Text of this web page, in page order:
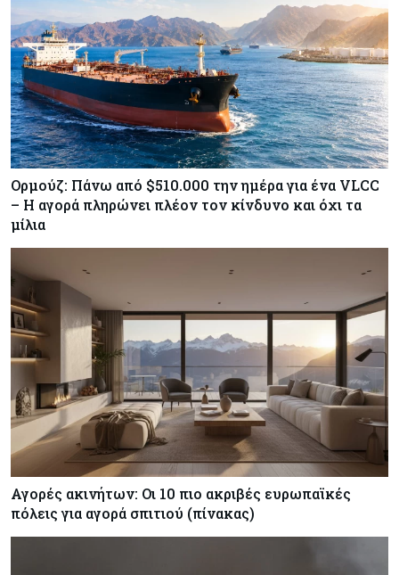
Κύπρος 07-08-2026
Χορηγία €10.000 για υποτροφίες σε φοιτητές του
ΤΕΠΑΚ
Ορμούζ: Πάνω από $510.000 την ημέρα για ένα VLCC
– Η αγορά πληρώνει πλέον τον κίνδυνο και όχι τα
μίλια
Αγορές ακινήτων: Οι 10 πιο ακριβές ευρωπαϊκές
πόλεις για αγορά σπιτιού (πίνακας)